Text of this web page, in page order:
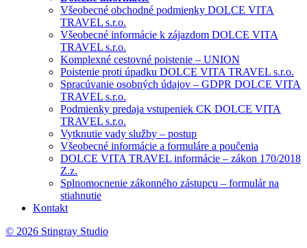
Všeobecné obchodné podmienky DOLCE VITA
TRAVEL s.r.o.
Všeobecné informácie k zájazdom DOLCE VITA
TRAVEL s.r.o.
Komplexné cestovné poistenie – UNION
Poistenie proti úpadku DOLCE VITA TRAVEL s.r.o.
Spracúvanie osobných údajov – GDPR DOLCE VITA
TRAVEL s.r.o.
Podmienky predaja vstupeniek CK DOLCE VITA
TRAVEL s.r.o.
Vytknutie vady služby – postup
Všeobecné informácie a formuláre a poučenia
DOLCE VITA TRAVEL informácie – zákon 170/2018
Z.z.
Splnomocnenie zákonného zástupcu – formulár na
stiahnutie
Kontakt
© 2026 Stingray Studio